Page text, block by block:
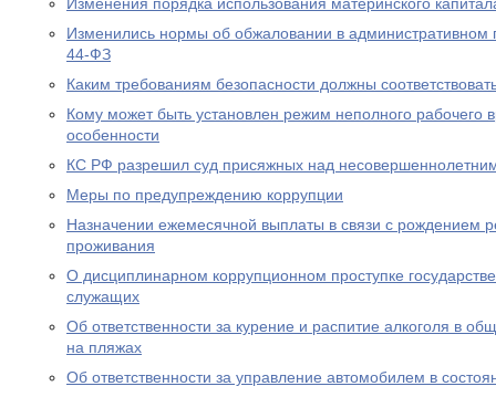
Изменились нормы об обжаловании в
44-ФЗ
Каким требованиям безопасности должны
Кому может быть установлен режим неполного рабочего
особенности
КС РФ разрешил суд присяжных над
Меры по предупреждению коррупции
Назначении ежемесячной выплаты в связи с рождением
проживания
О дисциплинарном коррупционном проступке
служащих
Об ответственности за курение и распитие алкоголя в
на пляжах
Об ответственности за управление автомобилем в